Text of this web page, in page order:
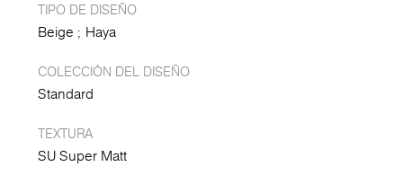
TIPO DE DISEÑO
Beige Haya
COLECCIÓN DEL DISEÑO
Standard
TEXTURA
SU Super Matt